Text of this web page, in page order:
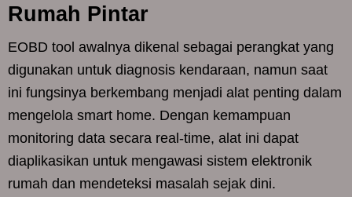
Rumah Pintar
EOBD tool awalnya dikenal sebagai perangkat yang
digunakan untuk diagnosis kendaraan, namun saat
ini fungsinya berkembang menjadi alat penting dalam
mengelola smart home. Dengan kemampuan
monitoring data secara real-time, alat ini dapat
diaplikasikan untuk mengawasi sistem elektronik
rumah dan mendeteksi masalah sejak dini.